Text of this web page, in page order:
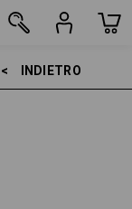
INDIETRO    >